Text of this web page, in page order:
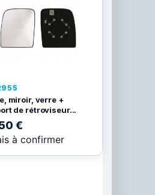
miroir, verre +
de rétroviseur...
€
à confirmer